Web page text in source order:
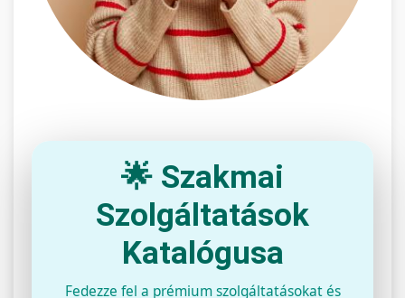
🌟 Szakmai
Szolgáltatások
Katalógusa
Fedezze fel a prémium szolgáltatásokat és